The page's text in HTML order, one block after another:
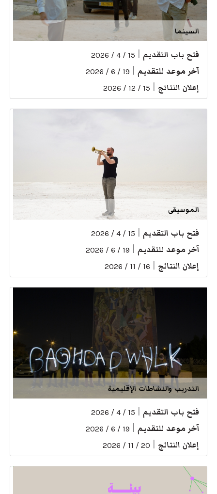
السينما
فتح باب التقديم 15 / 4 / 2026
آخر موعد للتقديم 19 / 6 / 2026
إعلان النتائج 15 / 12 / 2026
الموسيقى
فتح باب التقديم 15 / 4 / 2026
آخر موعد للتقديم 19 / 6 / 2026
إعلان النتائج 16 / 11 / 2026
التدريب والنشاطات الإقليمية
فتح باب التقديم 15 / 4 / 2026
آخر موعد للتقديم 19 / 6 / 2026
إعلان النتائج 20 / 11 / 2026